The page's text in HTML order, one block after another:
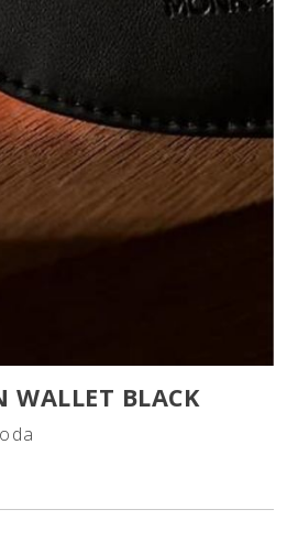
WALLET BLACK